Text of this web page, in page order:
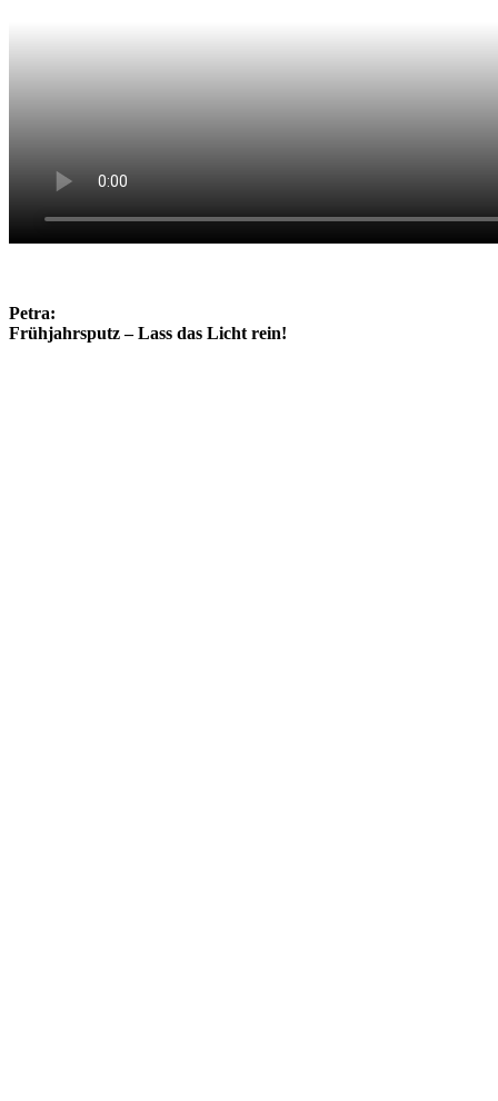
Petra:
Frühjahrsputz – Lass das Licht rein!